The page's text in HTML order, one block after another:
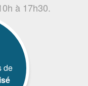
à 17h30.
de